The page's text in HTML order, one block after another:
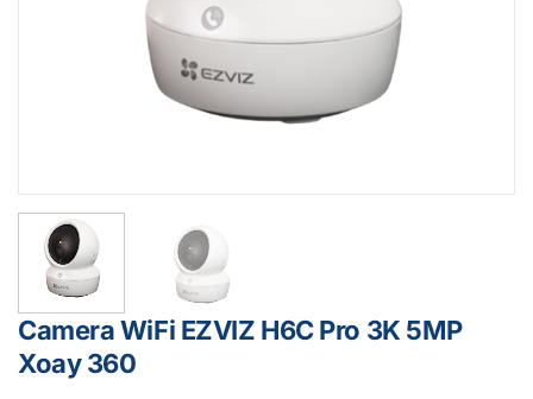
Camera WiFi EZVIZ H6C Pro 3K 5MP
Xoay 360